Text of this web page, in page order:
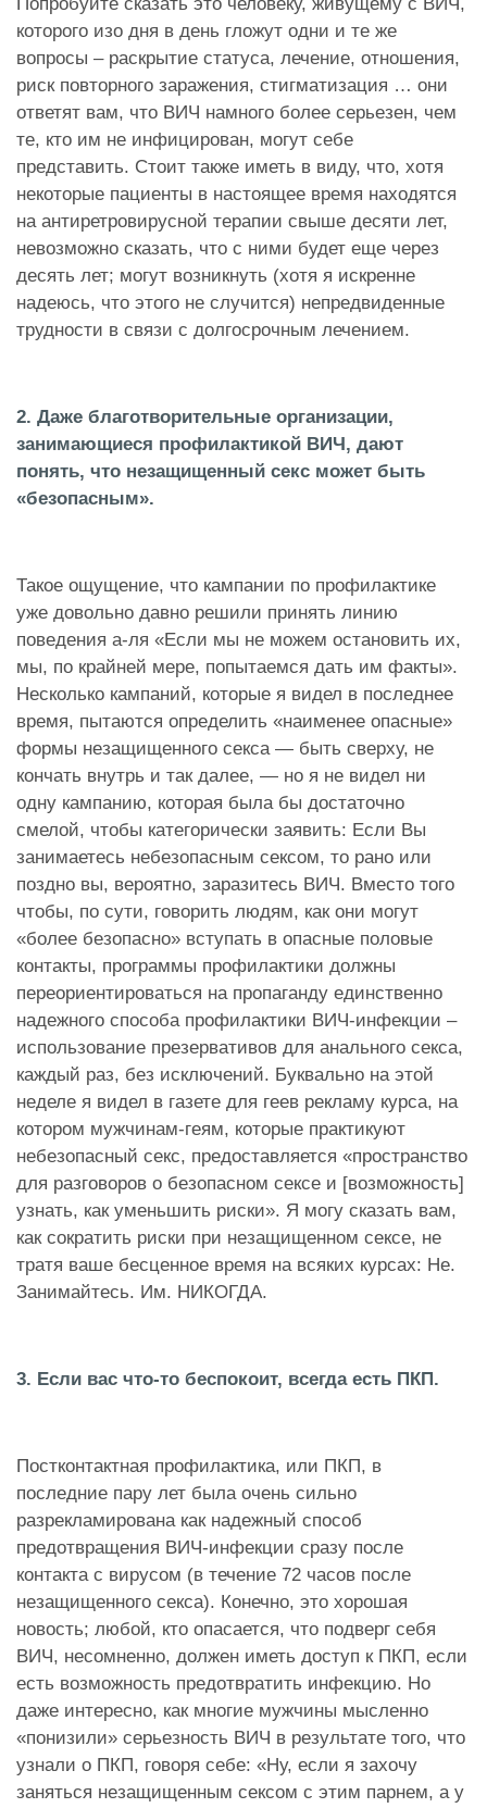
Попробуйте сказать это человеку, живущему с ВИЧ,
которого изо дня в день гложут одни и те же
вопросы – раскрытие статуса, лечение, отношения,
риск повторного заражения, стигматизация … они
ответят вам, что ВИЧ намного более серьезен, чем
те, кто им не инфицирован, могут себе
представить. Стоит также иметь в виду, что, хотя
некоторые пациенты в настоящее время находятся
на антиретровирусной терапии свыше десяти лет,
невозможно сказать, что с ними будет еще через
десять лет; могут возникнуть (хотя я искренне
надеюсь, что этого не случится) непредвиденные
трудности в связи с долгосрочным лечением.
2. Даже благотворительные организации,
занимающиеся профилактикой ВИЧ, дают
понять, что незащищенный секс может быть
«безопасным».
Такое ощущение, что кампании по профилактике
уже довольно давно решили принять линию
поведения а-ля «Если мы не можем остановить их,
мы, по крайней мере, попытаемся дать им факты».
Несколько кампаний, которые я видел в последнее
время, пытаются определить «наименее опасные»
формы незащищенного секса — быть сверху, не
кончать внутрь и так далее, — но я не видел ни
одну кампанию, которая была бы достаточно
смелой, чтобы категорически заявить: Если Вы
занимаетесь небезопасным сексом, то рано или
поздно вы, вероятно, заразитесь ВИЧ. Вместо того
чтобы, по сути, говорить людям, как они могут
«более безопасно» вступать в опасные половые
контакты, программы профилактики должны
переориентироваться на пропаганду единственно
надежного способа профилактики ВИЧ-инфекции –
использование презервативов для анального секса,
каждый раз, без исключений. Буквально на этой
неделе я видел в газете для геев рекламу курса, на
котором мужчинам-геям, которые практикуют
небезопасный секс, предоставляется «пространство
для разговоров о безопасном сексе и [возможность]
узнать, как уменьшить риски». Я могу сказать вам,
как сократить риски при незащищенном сексе, не
тратя ваше бесценное время на всяких курсах: Не.
Занимайтесь. Им. НИКОГДА.
3. Если вас что-то беспокоит, всегда есть ПКП.
Постконтактная профилактика, или ПКП, в
последние пару лет была очень сильно
разрекламирована как надежный способ
предотвращения ВИЧ-инфекции сразу после
контакта с вирусом (в течение 72 часов после
незащищенного секса). Конечно, это хорошая
новость; любой, кто опасается, что подверг себя
ВИЧ, несомненно, должен иметь доступ к ПКП, если
есть возможность предотвратить инфекцию. Но
даже интересно, как многие мужчины мысленно
«понизили» серьезность ВИЧ в результате того, что
узнали о ПКП, говоря себе: «Ну, если я захочу
заняться незащищенным сексом с этим парнем, а у